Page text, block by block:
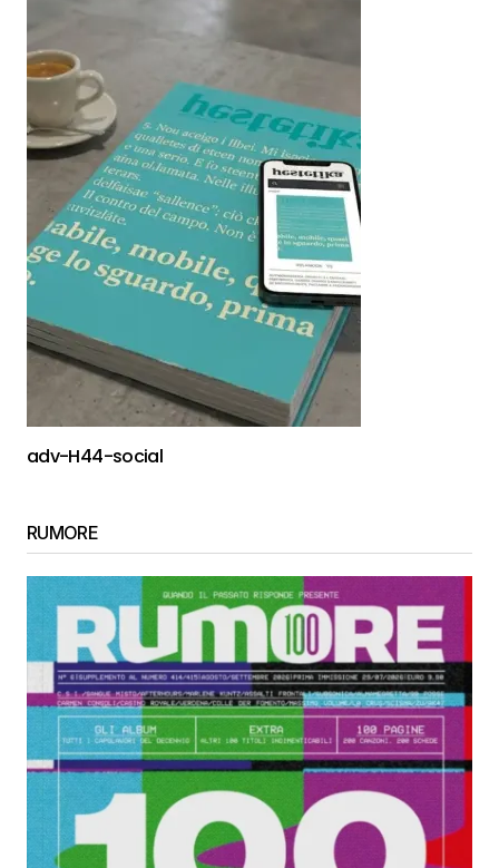
adv-H44-social
RUMORE